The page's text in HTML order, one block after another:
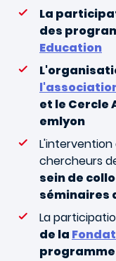
La
des
Education
et le Cercle
emlyon
chercheurs
sein de
séminaires
La
de la
programme